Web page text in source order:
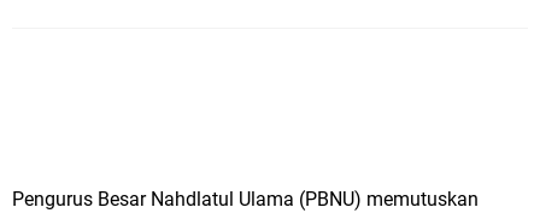
Pengurus Besar Nahdlatul Ulama (PBNU) memutuskan